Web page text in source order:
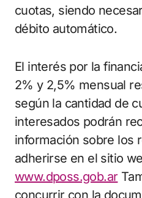
cuotas, siendo
débito automático.
El interés por la
2% y 2,5% mensual
según la cantidad de
interesados podrán
información sobre los
adherirse en el sitio
www.dposs.gob.ar
concurrir con la